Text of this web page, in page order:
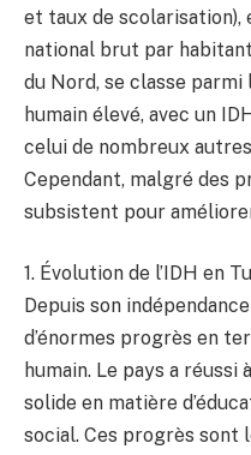
et taux de scolarisation),
national brut par
du Nord, se classe
humain élevé, avec un
celui de nombreux
Cependant, malgré des
subsistent pour
1. Évolution de l’IDH en
Depuis son
d’énormes progrès en
humain. Le pays a
solide en matière
social. Ces progrès